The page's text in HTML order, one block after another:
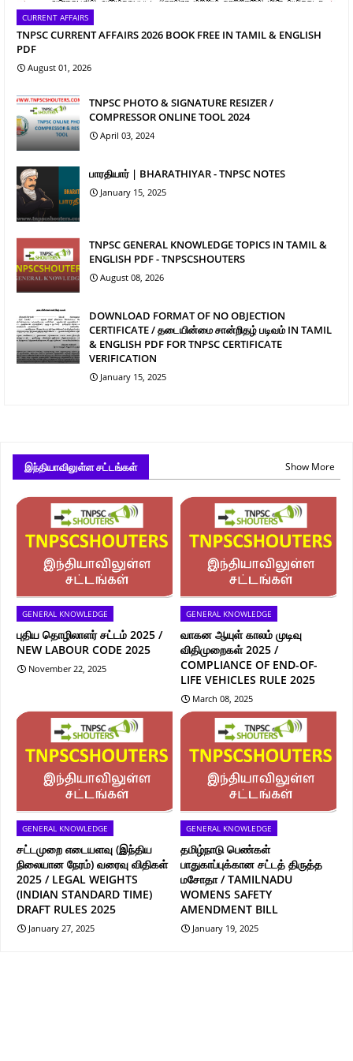
CURRENT AFFAIRS
TNPSC CURRENT AFFAIRS 2026 BOOK FREE IN TAMIL & ENGLISH
PDF
August 01, 2026
TNPSC PHOTO & SIGNATURE RESIZER /
COMPRESSOR ONLINE TOOL 2024
April 03, 2024
பாரதியார் | BHARATHIYAR - TNPSC NOTES
January 15, 2025
TNPSC GENERAL KNOWLEDGE TOPICS IN TAMIL &
ENGLISH PDF - TNPSCSHOUTERS
August 08, 2026
DOWNLOAD FORMAT OF NO OBJECTION
CERTIFICATE / தடையின்மை சான்றிதழ் படிவம் IN TAMIL
& ENGLISH PDF FOR TNPSC CERTIFICATE
VERIFICATION
January 15, 2025
இந்தியாவிலுள்ள சட்டங்கள் Show More
GENERAL KNOWLEDGE
புதிய தொழிலாளர் சட்டம் 2025 /
NEW LABOUR CODE 2025
November 22, 2025
GENERAL KNOWLEDGE
வாகன ஆயுள் காலம் முடிவு
விதிமுறைகள் 2025 /
COMPLIANCE OF END-OF-
LIFE VEHICLES RULE 2025
March 08, 2025
GENERAL KNOWLEDGE
சட்டமுறை எடையளவு (இந்திய
நிலையான நேரம்) வரைவு விதிகள்
2025 / LEGAL WEIGHTS
(INDIAN STANDARD TIME)
DRAFT RULES 2025
January 27, 2025
GENERAL KNOWLEDGE
தமிழ்நாடு பெண்கள்
பாதுகாப்புக்கான சட்டத் திருத்த
மசோதா / TAMILNADU
WOMENS SAFETY
AMENDMENT BILL
January 19, 2025